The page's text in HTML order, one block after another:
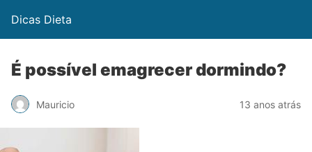
Dicas Dieta
É possível emagrecer dormindo?
Mauricio 13 anos atrás